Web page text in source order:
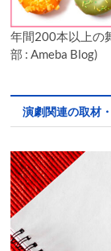
年間200本以上の
部 : Ameba Blog)
演劇関連の取材